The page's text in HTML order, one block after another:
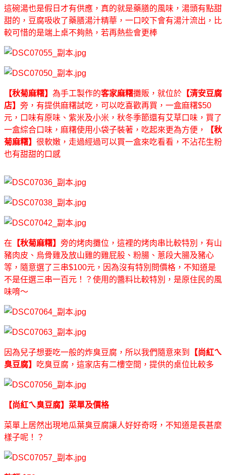
這碗湯也是假日才有供應，真的就是藥膳的風味，湯頭有點甜
甜的，豆腐吸收了藥膳湯汁精華，一口咬下會有湯汁流出，比
較可惜的是端上桌不夠熱，若再熱些會更棒
【秋菊麻糬】 為手工製作的客家麻糬攤販，就位於 【清安豆腐
店】 旁，有提供麻糬試吃，可以吃喜歡再買，一盒麻糬$50
元，口味有原味、紫米及小米，秋冬季節還有艾草口味，買了
一盒綜合口味，麻糬使用小袋子裝著，吃起來更為方便，
【秋
菊麻糬】 很軟嫩，走過經過可以買一盒來吃看看，不沾花生粉
也有甜甜的口感
在 【秋菊麻糬】 旁的烤肉攤位，這裡的烤肉串比較特別，有山
豬肉皮、烏骨雞及放山雞的雞屁股、粉腸、蔥段大腸及豬心
等，隨意選了三串$100元，因為沒有特別問價格，不知道是
不是任選三串一百元！？使用的醬料比較特別，是原住民的風
味唷～
因為兒子想要吃一般的炸臭豆腐，所以我們隨意來到
【尚紅ㄟ
臭豆腐】
吃臭豆腐，這家店有二樓空間，提供的桌位比較多
【尚紅ㄟ臭豆腐】菜單及價格
菜單上居然出現地瓜葉臭豆腐讓人好好奇呀，不知道是長甚麼
樣子呢！？